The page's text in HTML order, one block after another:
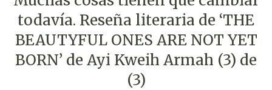
todavía. Reseña literaria de ‘THE
BEAUTYFUL ONES ARE NOT YET
BORN’ de Ayi Kweih Armah (3) de
(3)